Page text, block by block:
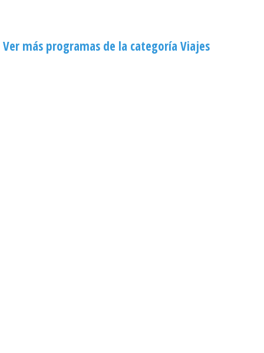
Ver más programas de la categoría Viajes